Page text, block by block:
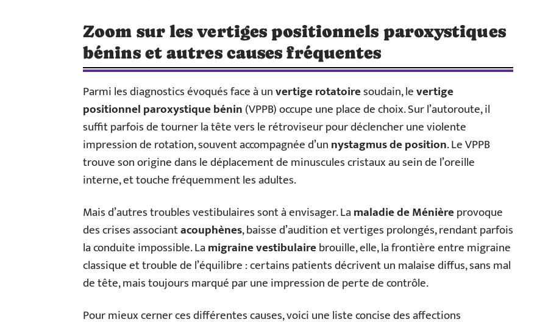
Zoom sur les vertiges positionnels paroxystiques
bénins et autres causes fréquentes
Parmi les diagnostics évoqués face à unvertige rotatoiresoudain, levertige
positionnel paroxystique bénin(VPPB) occupe une place de choix. Sur l’autoroute, il
suffit parfois de tourner la tête vers le rétroviseur pour déclencher une violente
impression de rotation, souvent accompagnée d’unnystagmus de position. Le VPPB
trouve son origine dans le déplacement de minuscules cristaux au sein de l’oreille
interne, et touche fréquemment les adultes.
Mais d’autres troubles vestibulaires sont à envisager. Lamaladie de Ménièreprovoque
des crises associantacouphènes, baisse d’audition et vertiges prolongés, rendant parfois
la conduite impossible. Lamigraine vestibulairebrouille, elle, la frontière entre migraine
classique et trouble de l’équilibre : certains patients décrivent un malaise diffus, sans mal
de tête, mais toujours marqué par une impression de perte de contrôle.
Pour mieux cerner ces différentes causes, voici une liste concise des affections